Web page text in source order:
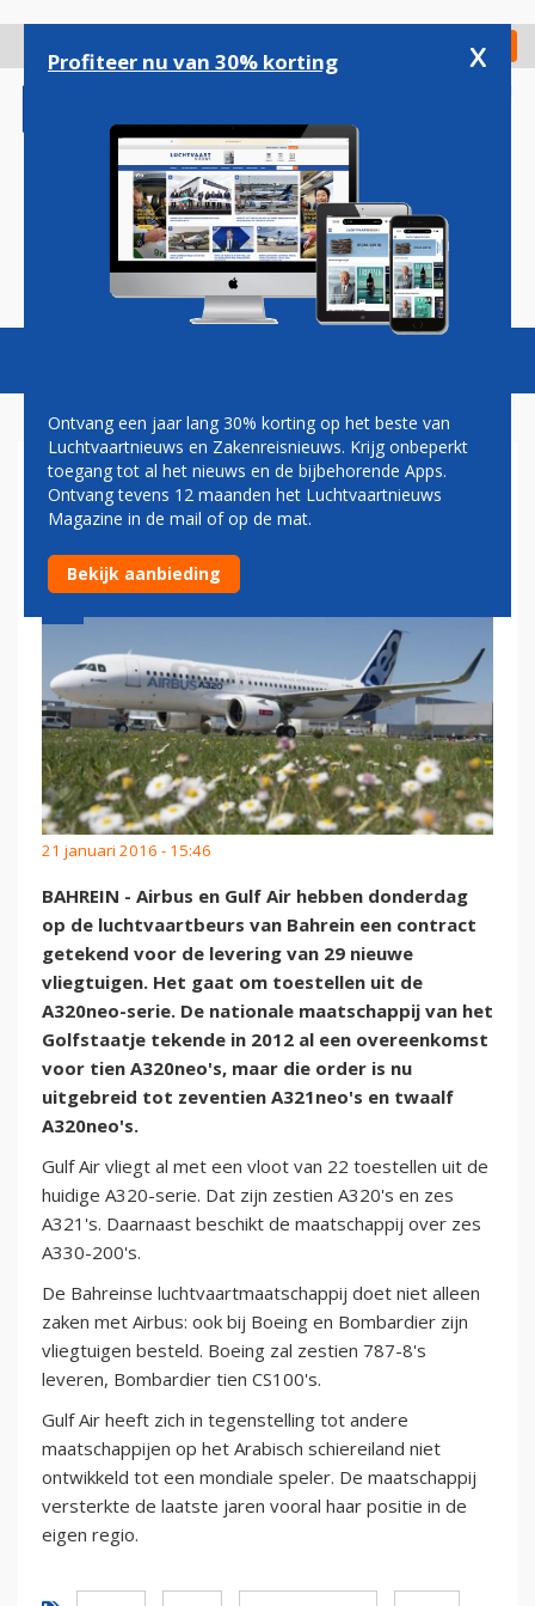
gaan
Check in
Magazine Podcasts Vacatures
GULF AIR BREIDT ORDER
VOOR A320NEO FLINK UIT
21 januari 2016 - 15:46
BAHREIN - Airbus en Gulf Air hebben donderdag
op de luchtvaartbeurs van Bahrein een contract
getekend voor de levering van 29 nieuwe
vliegtuigen. Het gaat om toestellen uit de
A320neo-serie. De nationale maatschappij van het
Golfstaatje tekende in 2012 al een overeenkomst
voor tien A320neo's, maar die order is nu
uitgebreid tot zeventien A321neo's en twaalf
A320neo's.
Gulf Air vliegt al met een vloot van 22 toestellen uit de
huidige A320-serie. Dat zijn zestien A320's en zes
A321's. Daarnaast beschikt de maatschappij over zes
A330-200's.
De Bahreinse luchtvaartmaatschappij doet niet alleen
zaken met Airbus: ook bij Boeing en Bombardier zijn
vliegtuigen besteld. Boeing zal zestien 787-8's
leveren, Bombardier tien CS100's.
Gulf Air heeft zich in tegenstelling tot andere
maatschappijen op het Arabisch schiereiland niet
ontwikkeld tot een mondiale speler. De maatschappij
versterkte de laatste jaren vooral haar positie in de
eigen regio.
Profiteer nu van 30% korting x
Ontvang een jaar lang 30% korting op het beste van
Luchtvaartnieuws en Zakenreisnieuws. Krijg onbeperkt
toegang tot al het nieuws en de bijbehorende Apps.
Ontvang tevens 12 maanden het Luchtvaartnieuws
Magazine in de mail of op de mat.
Bekijk aanbieding